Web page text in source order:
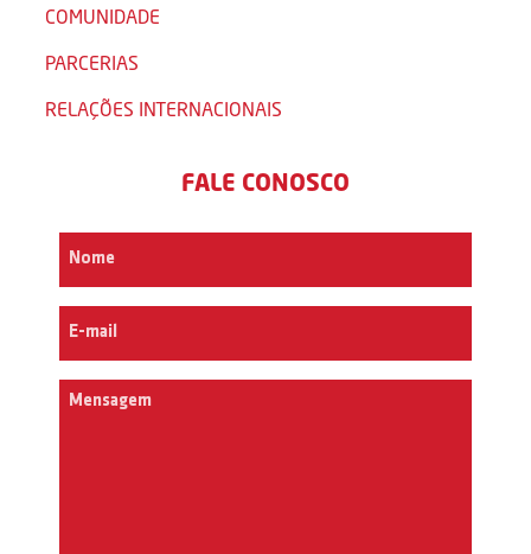
COMUNIDADE
PARCERIAS
RELAÇÕES INTERNACIONAIS
FALE CONOSCO